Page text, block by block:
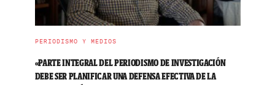
PERIODISMO Y MEDIOS
«PARTE INTEGRAL DEL PERIODISMO DE INVESTIGACIÓN
DEBE SER PLANIFICAR UNA DEFENSA EFECTIVA DE LA